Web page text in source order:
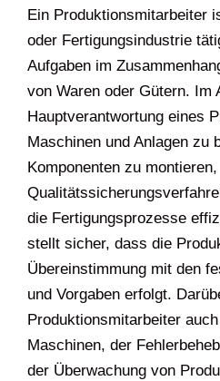
Ein Produktionsmitarbeiter
oder Fertigungsindustrie
Aufgaben im
von Waren oder Gütern. Im
Hauptverantwortung eines
Maschinen und Anlagen zu
Komponenten zu montieren,
die Fertigungsprozesse
stellt sicher, dass die
Übereinstimmung mit den
und Vorgaben erfolgt.
Produktionsmitarbeiter
Maschinen, der
der Überwachung von